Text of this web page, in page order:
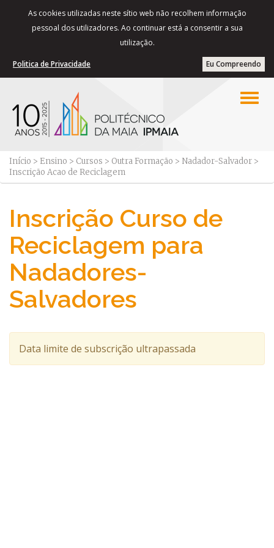
As cookies utilizadas neste sítio web não recolhem informação
pessoal dos utilizadores. Ao continuar está a consentir a sua
utilização.
Eu Compreendo
Politica de Privacidade
Início > Ensino > Cursos > Outra Formação > Nadador-Salvador >
Inscrição Acao de Reciclagem
Inscrição Curso de
Reciclagem para
Nadadores-
Salvadores
Data limite de subscrição ultrapassada